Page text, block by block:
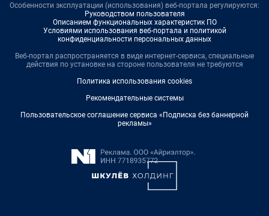
Особенности эксплуатации (использования) веб-портала регулируются:
Руководством пользователя
Описанием функциональных характеристик ПО
Условиями использования веб-портала и политикой
конфиденциальности персональных данных
Веб-портал распространяется в виде интернет-сервиса, специальные
действия по установке на стороне пользователя не требуются
Политика использования cookies
Рекомендательные системы
Пользовательское соглашение сервиса «Подписка без баннерной
рекламы»